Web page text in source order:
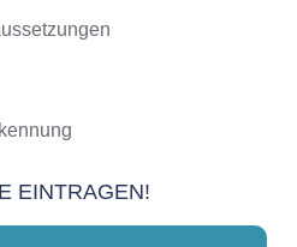
EINTRAGEN!